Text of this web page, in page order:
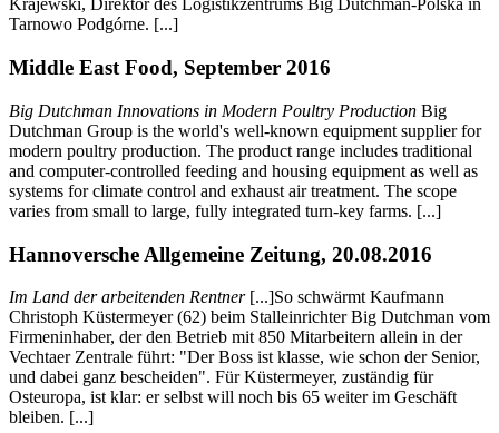
Krajewski, Direktor des Logistikzentrums Big Dutchman-Polska in
Tarnowo Podgórne. [...]
Middle East Food, September 2016
Big Dutchman Innovations in Modern Poultry Production Big
Dutchman Group is the world's well-known equipment supplier for
modern poultry production. The product range includes traditional
and computer-controlled feeding and housing equipment as well as
systems for climate control and exhaust air treatment. The scope
varies from small to large, fully integrated turn-key farms. [...]
Hannoversche Allgemeine Zeitung, 20.08.2016
Im Land der arbeitenden Rentner[...]So schwärmt Kaufmann
Christoph Küstermeyer (62) beim Stalleinrichter Big Dutchman vom
Firmeninhaber, der den Betrieb mit 850 Mitarbeitern allein in der
Vechtaer Zentrale führt: "Der Boss ist klasse, wie schon der Senior,
und dabei ganz bescheiden". Für Küstermeyer, zuständig für
Osteuropa, ist klar: er selbst will noch bis 65 weiter im Geschäft
bleiben. [...]